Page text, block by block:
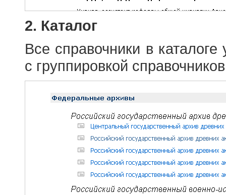
2. Каталог
Все справочники в
с группировкой